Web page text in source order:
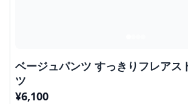
ベージュパンツ すっきりフレアス
ツ
¥6,100